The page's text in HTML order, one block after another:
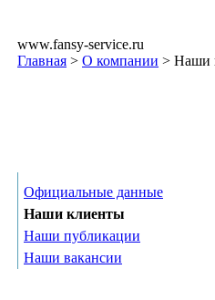
www.fansy-service.ru
Главная > О компании > Наши
Официальные данные
Наши клиенты
Наши публикации
Наши вакансии